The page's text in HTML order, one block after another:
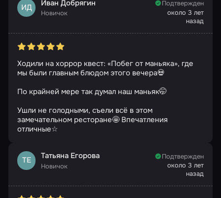
ИД Иван Добрягин
Новичок
Подтвержден
около 3 лет
назад
Ходили на хоррор квест: «Побег от маньяка», где
мы были главным блюдом этого вечера💀
По крайней мере так думал наш маньяк🤭
Ушли не голодными, съели всё в этом
замечательном ресторане🤩 Впечатления
отличные☆
ТЕ Татьяна Егорова
Новичок
Подтвержден
около 3 лет
назад